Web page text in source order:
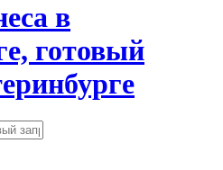
в
готовый